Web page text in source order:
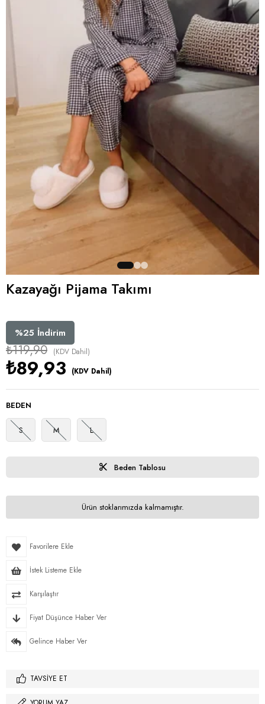
Kazayağı Pijama Takımı
%25 İndirim
₺119,90 (KDV Dahil)
₺89,93 (KDV Dahil)
BEDEN
S M L
Beden Tablosu
Ürün stoklarımızda kalmamıştır.
Favorilere Ekle
İstek Listeme Ekle
Karşılaştır
Fiyat Düşünce Haber Ver
Gelince Haber Ver
TAVSIYE ET